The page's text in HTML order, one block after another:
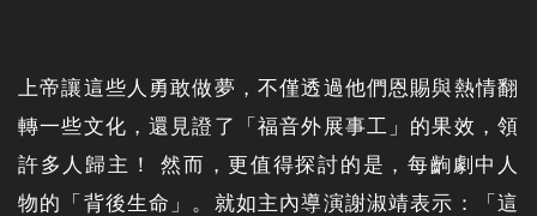
上帝讓這些人勇敢做夢，不僅透過他們恩賜與熱情翻
轉一些文化，還見證了「福音外展事工」的果效，領
許多人歸主！ 然而，更值得探討的是，每齣劇中人
物的「背後生命」。就如主內導演謝淑靖表示：「這